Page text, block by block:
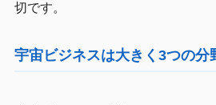
切です。
宇宙ビジネスは大きく3つの分